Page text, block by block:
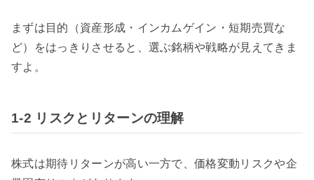
まずは目的（資産形成・インカムゲイン・短期売買な
ど）をはっきりさせると、選ぶ銘柄や戦略が見えてきま
すよ。
1-2 リスクとリターンの理解
株式は期待リターンが高い一方で、価格変動リスクや企